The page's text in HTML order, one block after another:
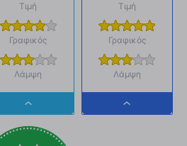
Τιμή
Γραφικός
Λάμψη
Dropdown
button
Τιμή
Γραφικός
Λάμψη
Dropdown